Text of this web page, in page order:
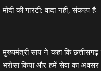
मोदी की गारंटी: वादा नहीं, संकल्प
मुख्यमंत्री साय ने कहा कि छत्तीसगढ़
भरोसा किया और हमें सेवा का अवसर